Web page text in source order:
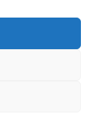
Pašić
· Telefon:
Sarajevo